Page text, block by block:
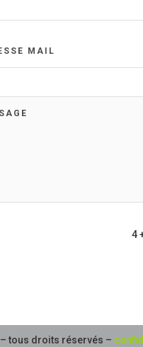
4
– tous droits réservés –